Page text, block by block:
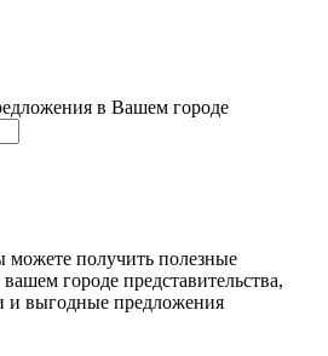
в Вашем городе
можете получить полезные
городе представительства,
и выгодные предложения